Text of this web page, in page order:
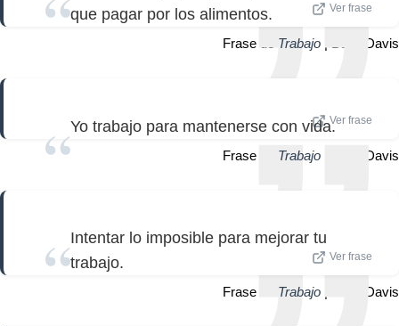
que pagar por los alimentos.
Ver frase
Frase de Trabajo | Bette Davis
Yo trabajo para mantenerse con vida.Ver frase
Frase de Trabajo | Bette Davis
Intentar lo imposible para mejorar tu
trabajo.
Ver frase
Frase de Trabajo | Bette Davis